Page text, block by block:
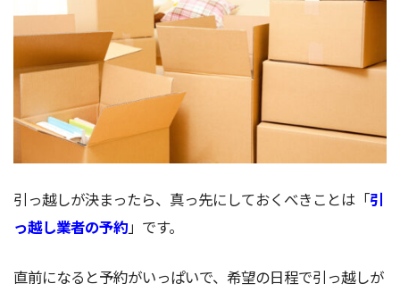
引っ越しが決まったら、真っ先にしておくべきことは「引
っ越し業者の予約」です。
直前になると予約がいっぱいで、希望の日程で引っ越しが